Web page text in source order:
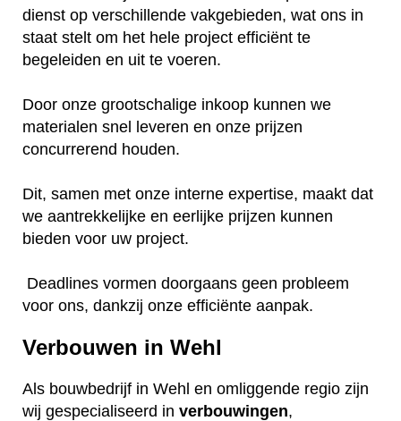
dienst op verschillende vakgebieden, wat ons in
staat stelt om het hele project efficiënt te
begeleiden en uit te voeren.
Door onze grootschalige inkoop kunnen we
materialen snel leveren en onze prijzen
concurrerend houden.
Dit, samen met onze interne expertise, maakt dat
we aantrekkelijke en eerlijke prijzen kunnen
bieden voor uw project.
Deadlines vormen doorgaans geen probleem
voor ons, dankzij onze efficiënte aanpak.
Verbouwen in Wehl
Als bouwbedrijf in Wehl en omliggende regio zijn
wij gespecialiseerd in verbouwingen,